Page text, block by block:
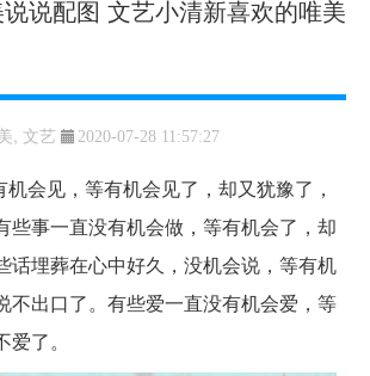
说配图 文艺小清新喜欢的唯美
, 文艺 2020-07-28 11:57:27
会见，等有机会见了，却又犹豫了，
些事一直没有机会做，等有机会了，却
话埋葬在心中好久，没机会说，等有机
不出口了。有些爱一直没有机会爱，等
了。